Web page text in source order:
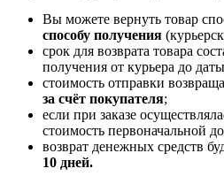
Вы можете вернуть товар
способу получения
срок для возврата товара
получения от курьера до
стоимость отправки
за счёт покупателя;
если при заказе
стоимость первоначальной
возврат денежных средств
10 дней.